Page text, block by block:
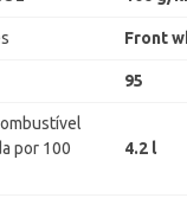
Front
95
por 100
4.2 l